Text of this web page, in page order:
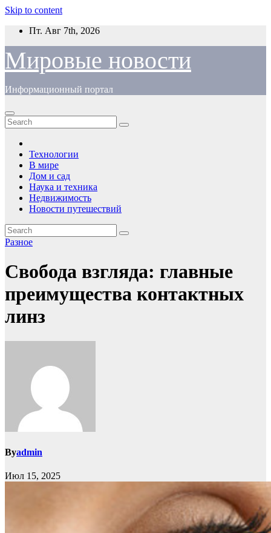
Skip to content
Пт. Авг 7th, 2026
Мировые новости
Информационный портал
Технологии
В мире
Дом и сад
Наука и техника
Недвижимость
Новости путешествий
Разное
Свобода взгляда: главные
преимущества контактных
линз
Byadmin
Июл 15, 2025